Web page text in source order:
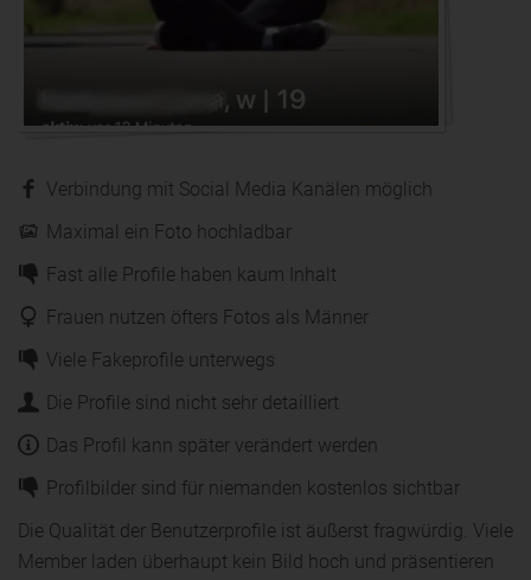
Verbindung mit Social Media Kanälen möglich
Maximal ein Foto hochladbar
Fast alle Profile haben kaum Inhalt
Frauen nutzen öfters Fotos als Männer
Viele Fakeprofile unterwegs
Die Profile sind nicht sehr detailliert
Das Profil kann später verändert werden
Profilbilder sind für niemanden kostenlos sichtbar
Die Qualität der Benutzerprofile ist äußerst fragwürdig. Viele
Member laden überhaupt kein Bild hoch und präsentieren